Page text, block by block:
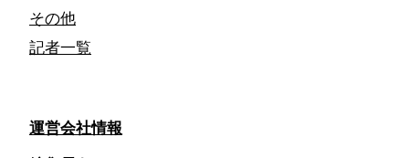
その他
記者一覧
運営会社情報